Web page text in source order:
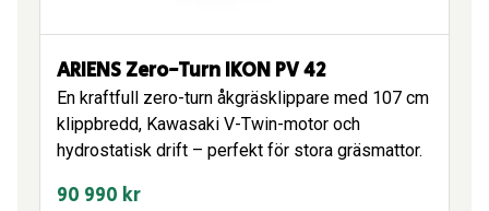
ARIENS Zero-Turn IKON PV 42
En kraftfull zero-turn åkgräsklippare med 107 cm
klippbredd, Kawasaki V-Twin-motor och
hydrostatisk drift – perfekt för stora gräsmattor.
90 990 kr